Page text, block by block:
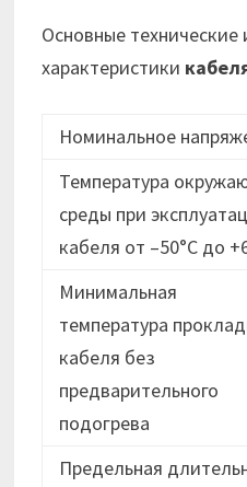
Основные технические
характеристики
Номинальное
Температура
среды при
кабеля от –50°C до
Минимальная
температура
кабеля без
предварительного
подогрева
Предельная